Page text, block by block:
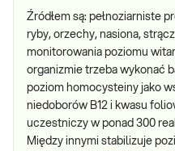
Źródłem są: pełnoziarniste
ryby, orzechy, nasiona,
monitorowania poziomu
organizmie trzeba wykonać
poziom homocysteiny jako
niedoborów B12 i kwasu
uczestniczy w ponad 300
Między innymi stabilizuje